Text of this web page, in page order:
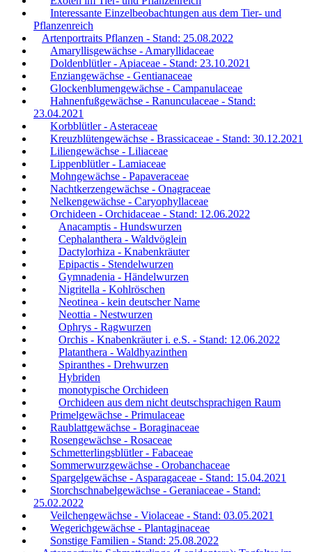
Interessante Einzelbeobachtungen aus dem Tier- und
Pflanzenreich
Artenportraits Pflanzen - Stand: 25.08.2022
Amaryllisgewächse - Amaryllidaceae
Doldenblütler - Apiaceae - Stand: 23.10.2021
Enziangewächse - Gentianaceae
Glockenblumengewächse - Campanulaceae
Hahnenfußgewächse - Ranunculaceae - Stand:
23.04.2021
Korbblütler - Asteraceae
Kreuzblütengewächse - Brassicaceae - Stand: 30.12.2021
Liliengewächse - Liliaceae
Lippenblütler - Lamiaceae
Mohngewächse - Papaveraceae
Nachtkerzengewächse - Onagraceae
Nelkengewächse - Caryophyllaceae
Orchideen - Orchidaceae - Stand: 12.06.2022
Anacamptis - Hundswurzen
Cephalanthera - Waldvöglein
Dactylorhiza - Knabenkräuter
Epipactis - Stendelwurzen
Gymnadenia - Händelwurzen
Nigritella - Kohlröschen
Neotinea - kein deutscher Name
Neottia - Nestwurzen
Ophrys - Ragwurzen
Orchis - Knabenkräuter i. e.S. - Stand: 12.06.2022
Platanthera - Waldhyazinthen
Spiranthes - Drehwurzen
Hybriden
monotypische Orchideen
Orchideen aus dem nicht deutschsprachigen Raum
Primelgewächse - Primulaceae
Raublattgewächse - Boraginaceae
Rosengewächse - Rosaceae
Schmetterlingsblütler - Fabaceae
Sommerwurzgewächse - Orobanchaceae
Spargelgewächse - Asparagaceae - Stand: 15.04.2021
Storchschnabelgewächse - Geraniaceae - Stand:
25.02.2022
Veilchengewächse - Violaceae - Stand: 03.05.2021
Wegerichgewächse - Plantaginaceae
Sonstige Familien - Stand: 25.08.2022